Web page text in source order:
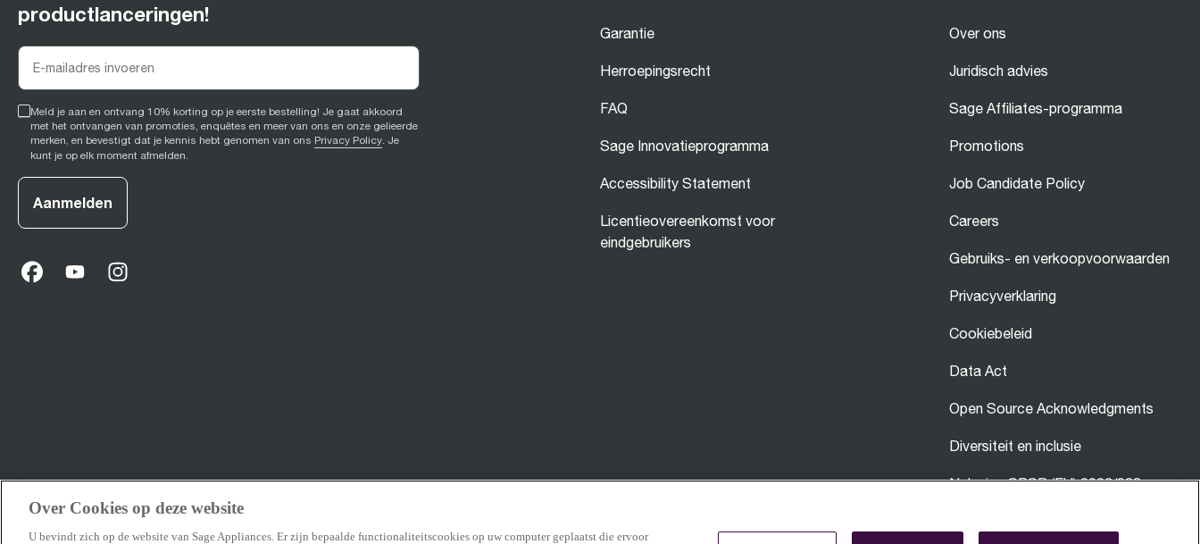
productlanceringen!
Meld je aan en ontvang 10% korting op je eerste bestelling! Je gaat akkoord
met het ontvangen van promoties, enquêtes en meer van ons en onze gelieerde
merken, en bevestigt dat je kennis hebt genomen van ons Privacy Policy. Je
kunt je op elk moment afmelden.
Aanmelden
facebook
opens in new tab
youtube
opens in new tab
instagram
opens in new tab
Garantie
Herroepingsrecht
FAQ
Sage Innovatieprogramma
Accessibility Statement
Licentieovereenkomst voor
eindgebruikers
Over ons
Juridisch advies
Sage Affiliates-programma
Promotions
Job Candidate Policy
Careers
Gebruiks- en verkoopvoorwaarden
Privacyverklaring
Cookiebeleid
Data Act
Open Source Acknowledgments
Diversiteit en inclusie
Naleving GPSR (EU) 2023/988
Over Cookies op deze website
U bevindt zich op de website van Sage Appliances. Er zijn bepaalde functionaliteitscookies op uw computer geplaatst die ervoor